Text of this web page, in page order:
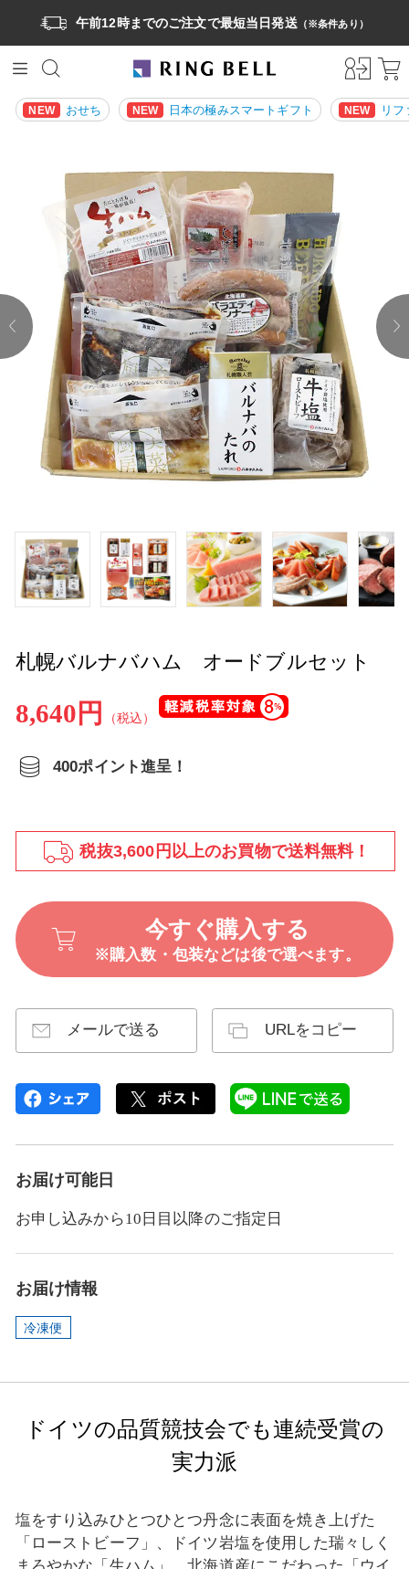
午前12時までのご注文で最短当日発送（※条件あり）
NEW おせち NEW 日本の極みスマートギフト NEW リ
prev
札幌バルナバハム オードブルセット
8,640円 （税込）
400ポイント進呈！
税抜3,600円以上のお買物で送料無料！
今すぐ購入する
※購入数・包装などは後で選べます。
メールで送る URLをコピー
お届け可能日
お申し込みから10日目以降のご指定日
お届け情報
冷凍便
ドイツの品質競技会でも連続受賞の
実力派
塩をすり込みひとつひとつ丹念に表面を焼き上げた
「ローストビーフ」、ドイツ岩塩を使用した瑞々しく